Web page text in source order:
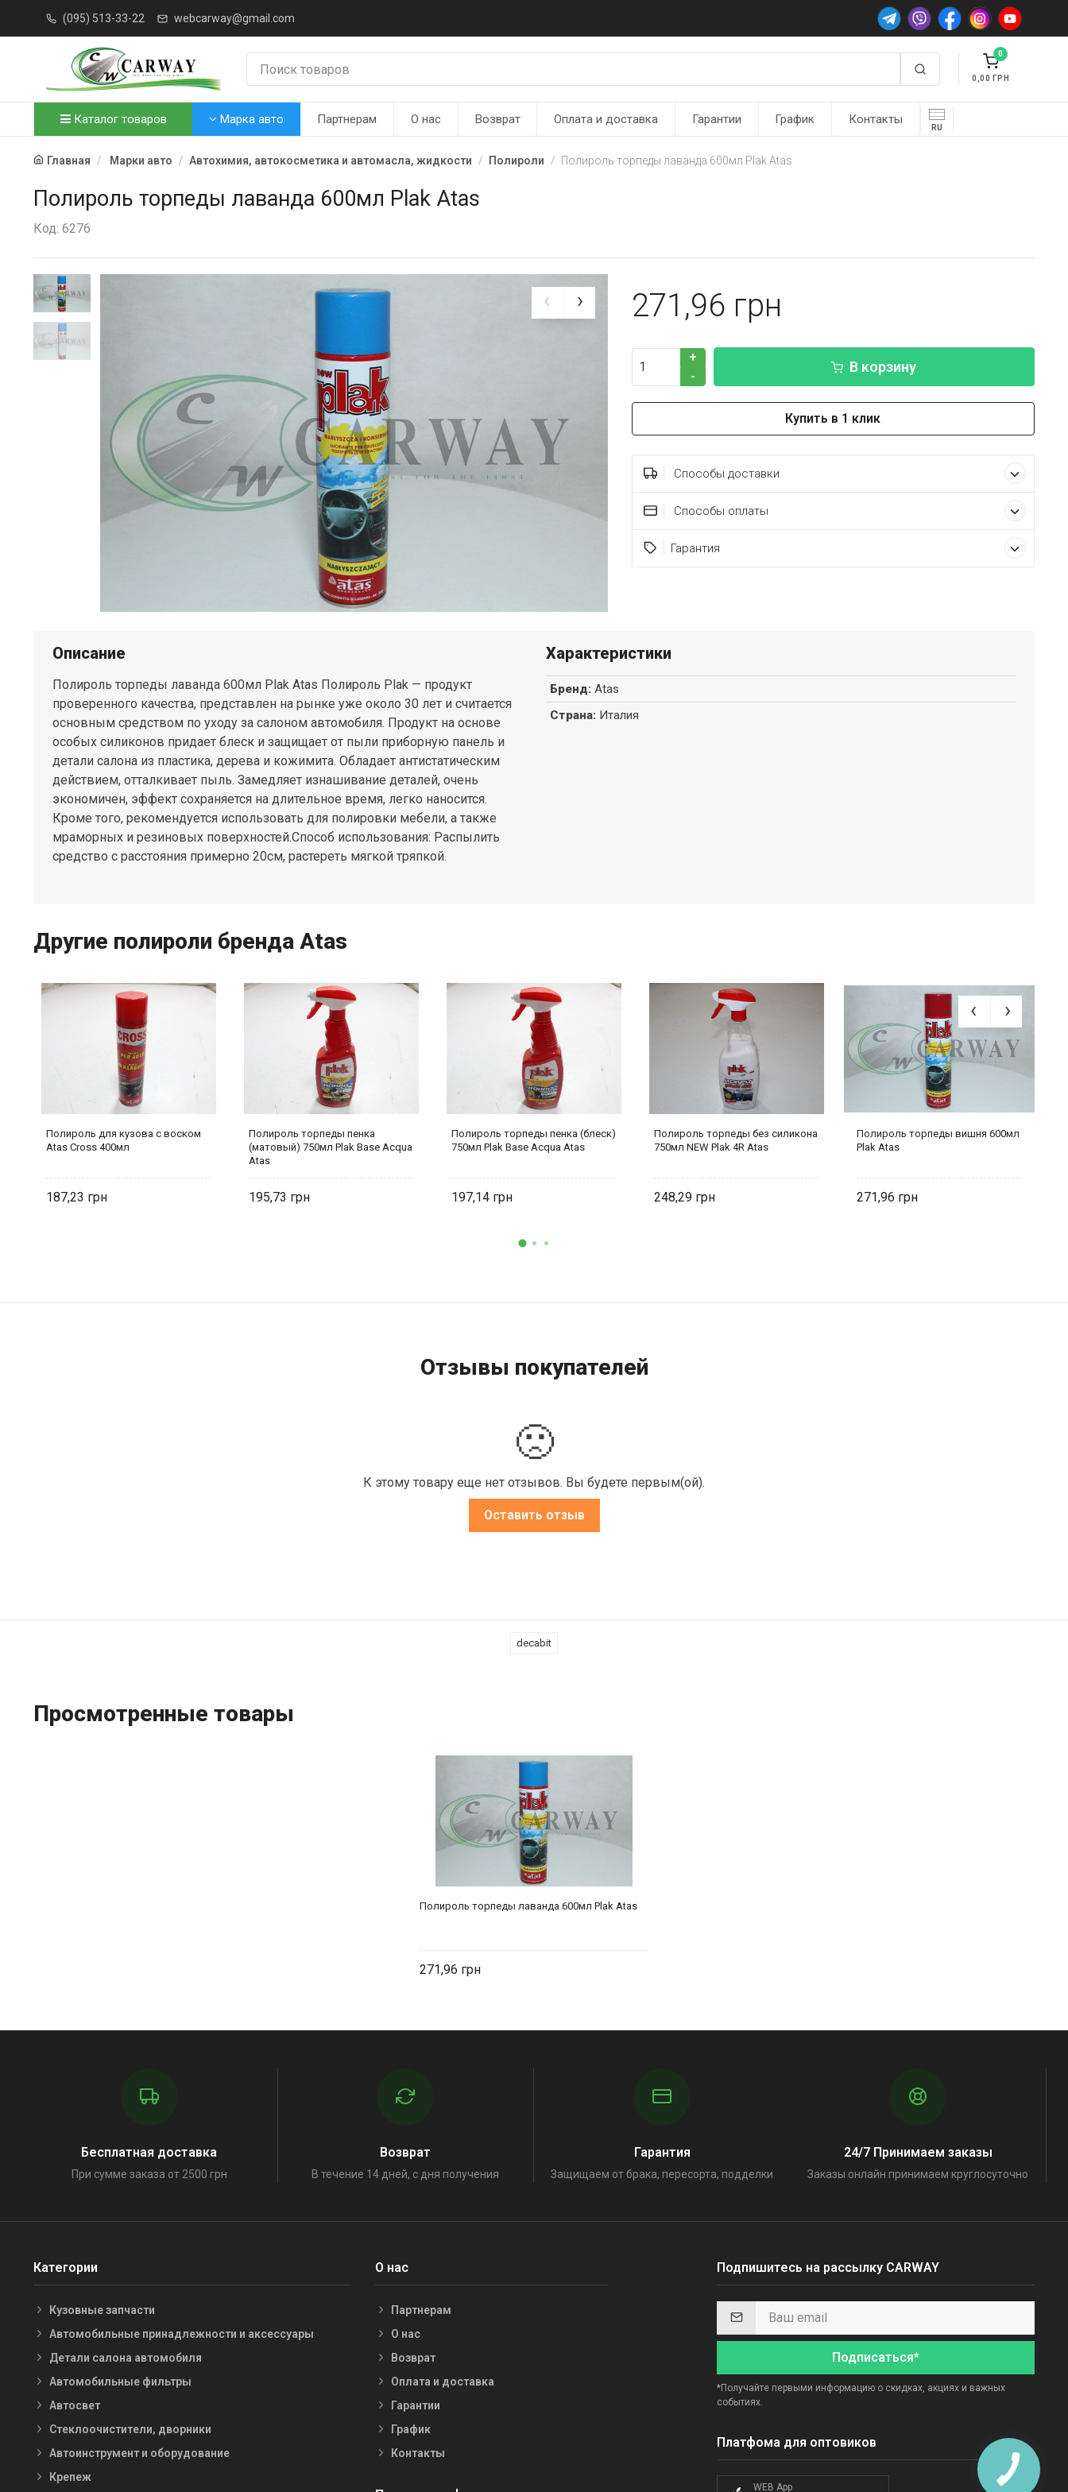
(095) 513-33-22 webcarway@gmail.com
0
0,00
Каталог товаров Марка авто Партнерам О нас Возврат Оплата и доставка Гарантии График Контакты
RU
Главная Марки авто Автохимия, автокосметика и автомасла, жидкости Полироли Полироль торпеды лаванда 600мл Plak Atas
Полироль торпеды лаванда 600мл Plak Atas
Код: 6276
271,96
+
-
В корзину
Купить в 1 клик
Способы доставки
Способы оплаты
Гарантия
Описание
Полироль торпеды лаванда 600мл Plak Atas Полироль Plak — продукт
проверенного качества, представлен на рынке уже около 30 лет и считается
основным средством по уходу за салоном автомобиля. Продукт на основе
особых силиконов придает блеск и защищает от пыли приборную панель и
детали салона из пластика, дерева и кожимита. Обладает антистатическим
действием, отталкивает пыль. Замедляет изнашивание деталей, очень
экономичен, эффект сохраняется на длительное время, легко наносится.
Кроме того, рекомендуется использовать для полировки мебели, а также
мраморных и резиновых поверхностей.Способ использования: Распылить
средство с расстояния примерно 20см, растереть мягкой тряпкой.
Характеристики
Бренд: Atas
Страна: Италия
Другие полироли бренда Atas
Полироль для кузова с воском
Atas Cross 400мл
187,23
Полироль торпеды пенка
(матовый) 750мл Plak Base Acqua
Atas
195,73
Полироль торпеды пенка (блеск)
750мл Plak Base Acqua Atas
197,14
Полироль торпеды без силикона
750мл NEW Plak 4R Atas
248,29
Полироль торпеды вишня 600мл
Plak Atas
271,96
Отзывы покупателей
🙁
К этому товару еще нет отзывов. Вы будете первым(ой).
Оставить отзыв
decabit
Просмотренные товары
Полироль торпеды лаванда 600мл Plak Atas
271,96
Бесплатная доставка
При сумме заказа от 2500 грн
Возврат
В течение 14 дней, с дня получения
Гарантия
Защищаем от брака, пересорта, подделки
24/7 Принимаем заказы
Заказы онлайн принимаем круглосуточно
Категории
Кузовные запчасти
Автомобильные принадлежности и аксессуары
Детали салона автомобиля
Автомобильные фильтры
Автосвет
Стеклоочистители, дворники
Автоинструмент и оборудование
Крепеж
О нас
Партнерам
О нас
Возврат
Оплата и доставка
Гарантии
График
Контакты
Подпишитесь на рассылку CARWAY
Подписаться*
*Получайте первыми информацию о скидках, акциях и важных
событиях.
Платфома для оптовиков
WEB App